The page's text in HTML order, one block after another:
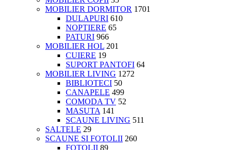
MOBILIER DORMITOR 1701
DULAPURI 610
NOPTIERE 65
PATURI 966
MOBILIER HOL 201
CUIERE 19
SUPORT PANTOFI 64
MOBILIER LIVING 1272
BIBLIOTECI 50
CANAPELE 499
COMODA TV 52
MASUTA 141
SCAUNE LIVING 511
SALTELE 29
SCAUNE SI FOTOLII 260
FOTOLII 89